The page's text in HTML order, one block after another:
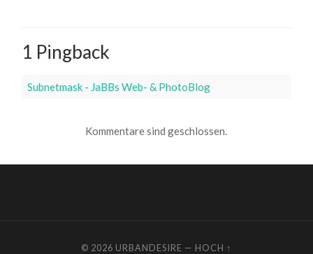
1 Pingback
Subnetmask - JaBBs Web- & PhotoBlog
Kommentare sind geschlossen.
© 2026 URBANDESIRE — HOCH ↑